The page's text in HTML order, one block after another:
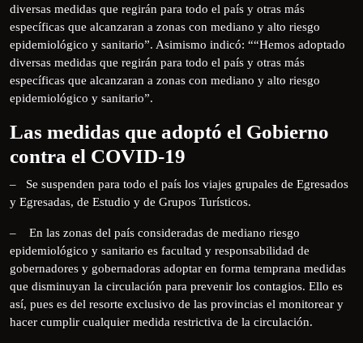
diversas medidas que regirán para todo el país y otras más
específicas que alcanzaran a zonas con mediano y alto riesgo
epidemiológico y sanitario”. Asimismo indicó: ““Hemos adoptado
diversas medidas que regirán para todo el país y otras más
específicas que alcanzaran a zonas con mediano y alto riesgo
epidemiológico y sanitario”.
Las medidas que adoptó el Gobierno
contra el COVID-19
– Se suspenden para todo el país los viajes grupales de Egresados
y Egresadas, de Estudio y de Grupos Turísticos.
– En las zonas del país consideradas de mediano riesgo
epidemiológico y sanitario es facultad y responsabilidad de
gobernadores y gobernadoras adoptar en forma temprana medidas
que disminuyan la circulación para prevenir los contagios. Ello es
así, pues es del resorte exclusivo de las provincias el monitorear y
hacer cumplir cualquier medida restrictiva de la circulación.